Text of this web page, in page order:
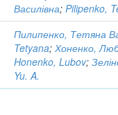
Василівна;Pilipenko,
Пилипенко, Тетяна
Tetyana;Хоненко,
Honenko, Lubov;
Yu. A.